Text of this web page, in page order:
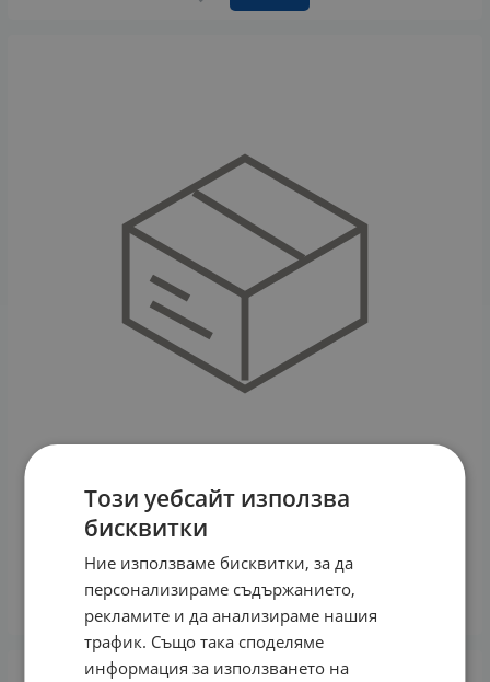
ФИТОМЕР УСПОКОЯВАЩА МАСКА КОМФОРТ 50 мл.
33.23 € / 64.99 лв.
Този уебсайт използва
бисквитки
Ние използваме бисквитки, за да
персонализираме съдържанието,
рекламите и да анализираме нашия
трафик. Също така споделяме
информация за използването на